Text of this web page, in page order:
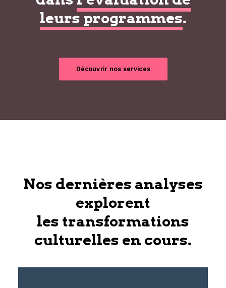
leurs programmes.
Découvrir nos services
Nos dernières analyses
explorent
les transformations
culturelles en cours.